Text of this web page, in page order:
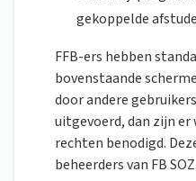
gekoppelde
FFB-ers hebben
bovenstaande
door andere
uitgevoerd, dan zijn
rechten benodigd.
beheerders van FB SOZ.